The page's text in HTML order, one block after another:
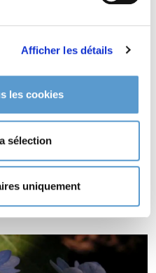
Afficher les détails
les cookies
sélection
uniquement
La nature a vécu sans
(Youmefour)
(Youmefour) supporte le
(Youmefour) supporte le